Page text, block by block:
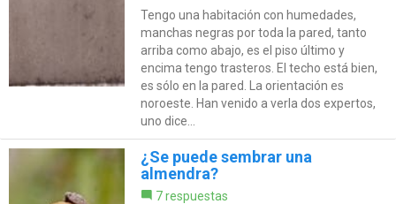
Tengo una habitación con humedades,
manchas negras por toda la pared, tanto
arriba como abajo, es el piso último y
encima tengo trasteros. El techo está bien,
es sólo en la pared. La orientación es
noroeste. Han venido a verla dos expertos,
uno dice...
¿Se puede sembrar una
almendra?
7 respuestas